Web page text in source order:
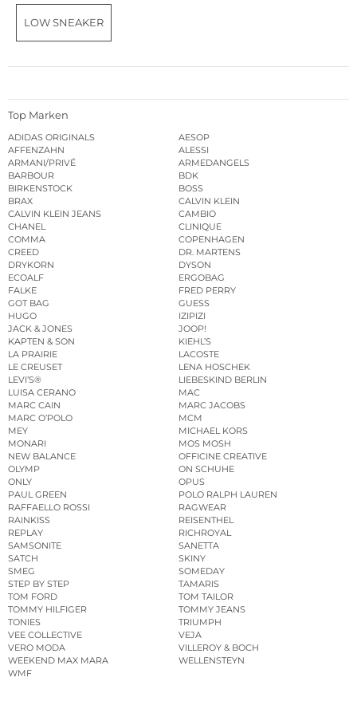
LOW SNEAKER
Top Marken
ADIDAS ORIGINALS
AESOP
AFFENZAHN
ALESSI
ARMANI/PRIVÉ
ARMEDANGELS
BARBOUR
BDK
BIRKENSTOCK
BOSS
BRAX
CALVIN KLEIN
CALVIN KLEIN JEANS
CAMBIO
CHANEL
CLINIQUE
COMMA
COPENHAGEN
CREED
DR. MARTENS
DRYKORN
DYSON
ECOALF
ERGOBAG
FALKE
FRED PERRY
GOT BAG
GUESS
HUGO
IZIPIZI
JACK & JONES
JOOP!
KAPTEN & SON
KIEHL’S
LA PRAIRIE
LACOSTE
LE CREUSET
LENA HOSCHEK
LEVI’S®
LIEBESKIND BERLIN
LUISA CERANO
MAC
MARC CAIN
MARC JACOBS
MARC O’POLO
MCM
MEY
MICHAEL KORS
MONARI
MOS MOSH
NEW BALANCE
OFFICINE CREATIVE
OLYMP
ON SCHUHE
ONLY
OPUS
PAUL GREEN
POLO RALPH LAUREN
RAFFAELLO ROSSI
RAGWEAR
RAINKISS
REISENTHEL
REPLAY
RICHROYAL
SAMSONITE
SANETTA
SATCH
SKINY
SMEG
SOMEDAY
STEP BY STEP
TAMARIS
TOM FORD
TOM TAILOR
TOMMY HILFIGER
TOMMY JEANS
TONIES
TRIUMPH
VEE COLLECTIVE
VEJA
VERO MODA
VILLEROY & BOCH
WEEKEND MAX MARA
WELLENSTEYN
WMF